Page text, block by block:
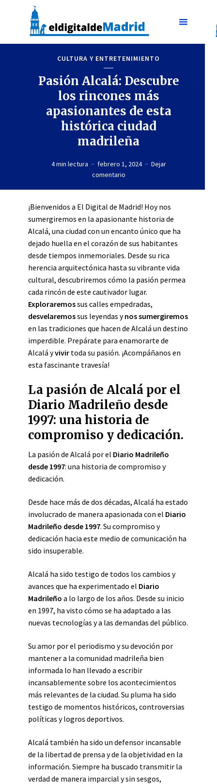
CULTURA Y ENTRETENIMIENTO
Pasión Alcalá: Descubre
los rincones más
apasionantes de esta
histórica ciudad
madrileña
4 min lectura febrero 1, 2024
Dejar
comentario
¡Bienvenidos a El Digital de Madrid! Hoy nos
sumergiremos en la apasionante historia de
Alcalá, una ciudad con un encanto único que ha
dejado huella en el corazón de sus habitantes
desde tiempos inmemoriales. Desde su rica
herencia arquitectónica hasta su vibrante vida
cultural, descubriremos cómo la pasión permea
cada rincón de este cautivador lugar.
Exploraremossus calles empedradas,
desvelaremossus leyendas ynos sumergiremos
en las tradiciones que hacen de Alcalá un destino
imperdible. Prepárate para enamorarte de
Alcalá yvivir toda su pasión. ¡Acompáñanos en
esta fascinante travesía!
La pasión de Alcalá por el
Diario Madrileño desde
1997: una historia de
compromiso y dedicación.
La pasión de Alcalá por el Diario Madrileño
desde 1997: una historia de compromiso y
dedicación.
Desde hace más de dos décadas, Alcalá ha estado
involucrado de manera apasionada con el Diario
Madrileño desde 1997. Su compromiso y
dedicación hacia este medio de comunicación ha
sido insuperable.
Alcalá ha sido testigo de todos los cambios y
avances que ha experimentado el Diario
Madrileño a lo largo de los años. Desde su inicio
en 1997, ha visto cómo se ha adaptado a las
nuevas tecnologías y a las demandas del público.
Su amor por el periodismo y su devoción por
mantener a la comunidad madrileña bien
informada lo han llevado a escribir
incansablemente sobre los acontecimientos
más relevantes de la ciudad. Su pluma ha sido
testigo de momentos históricos, controversias
políticas y logros deportivos.
Alcalá también ha sido un defensor incansable
de la libertad de prensa y de la objetividad en la
información. Siempre ha buscado transmitir la
verdad de manera imparcial y sin sesgos,